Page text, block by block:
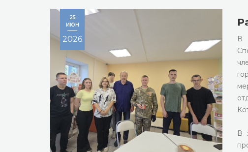
В
В
25
ИЮН
2026